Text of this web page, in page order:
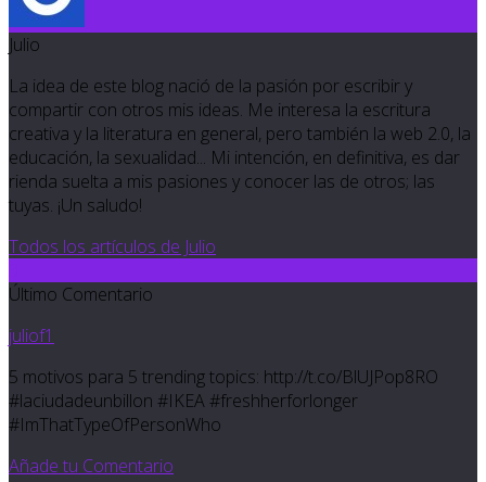
Julio
La idea de este blog nació de la pasión por escribir y
compartir con otros mis ideas. Me interesa la escritura
creativa y la literatura en general, pero también la web 2.0, la
educación, la sexualidad... Mi intención, en definitiva, es dar
rienda suelta a mis pasiones y conocer las de otros; las
tuyas. ¡Un saludo!
Todos los artículos de Julio
Último Comentario
juliof1
5 motivos para 5 trending topics: http://t.co/BlUJPop8RO
#laciudadeunbillon #IKEA #freshherforlonger
#ImThatTypeOfPersonWho
Añade tu Comentario